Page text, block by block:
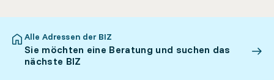
Alle Adressen der BIZ
Sie möchten eine Beratung und suchen das
nächste BIZ